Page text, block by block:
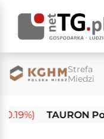
Strefa
Miedzi
TAURON